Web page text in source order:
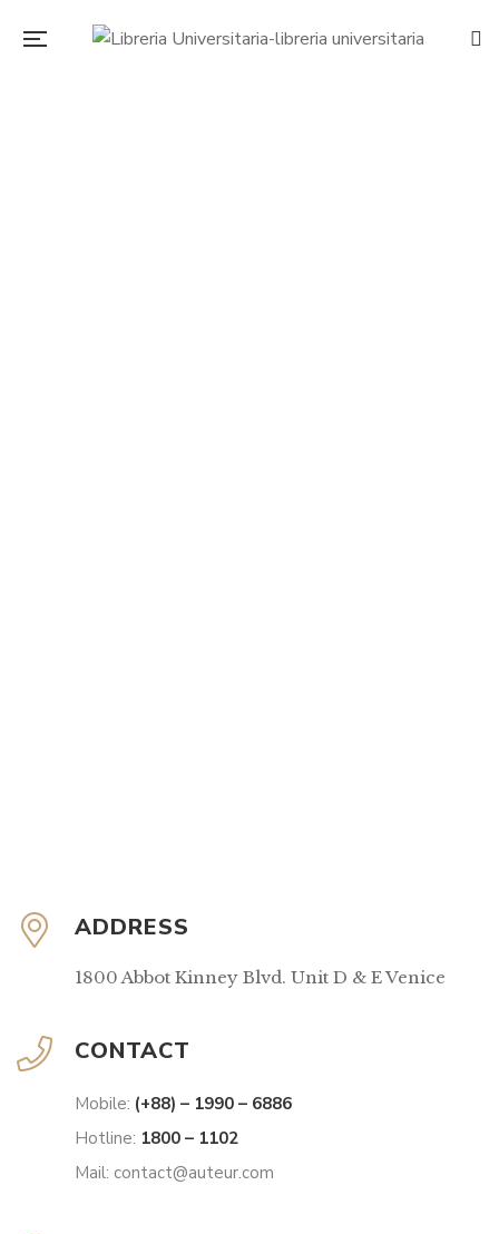
ADDRESS
1800 Abbot Kinney Blvd. Unit D & E Venice
CONTACT
Mobile: (+88) – 1990 – 6886
Hotline: 1800 – 1102
Mail: contact@auteur.com